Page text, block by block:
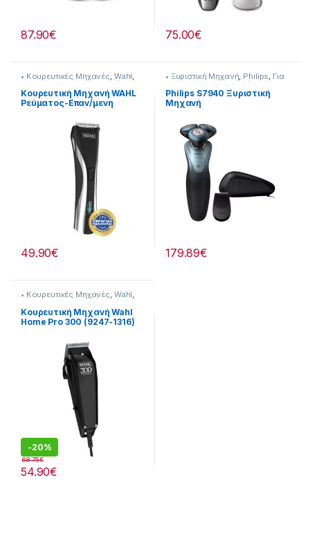
87.90€ 75.00€
• Κουρευτικές Μηχανές Wahl
Για τον Ανδρα Προσωπική
Φροντίδα
Κουρευτική Μηχανή WAHL
Ρεύματος-Επαν/μενη
49.90€
• Ξυριστική Μηχανή Philips Για
τον Ανδρα , Προσωπική
Φροντίδα
Philips S7940 Ξυριστική
Μηχανή
179.89€
• Κουρευτικές Μηχανές, Wahl,
Προσωπική
Φροντίδα
Κουρευτική Μηχανή Wahl
Home Pro 300 (9247-1316)
-20%
54.90€
68.75€